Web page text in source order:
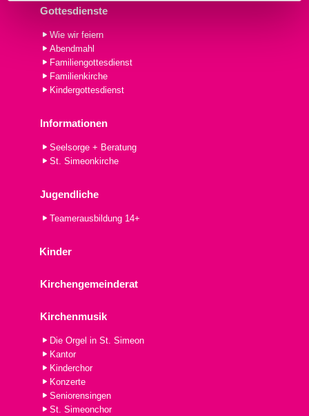
Gottesdienste
Wie wir feiern
Abendmahl
Familiengottesdienst
Familienkirche
Kindergottesdienst
Informationen
Seelsorge + Beratung
St. Simeonkirche
Jugendliche
Teamerausbildung 14+
Kinder
Kirchengemeinderat
Kirchenmusik
Die Orgel in St. Simeon
Kantor
Kinderchor
Konzerte
Seniorensingen
St. Simeonchor